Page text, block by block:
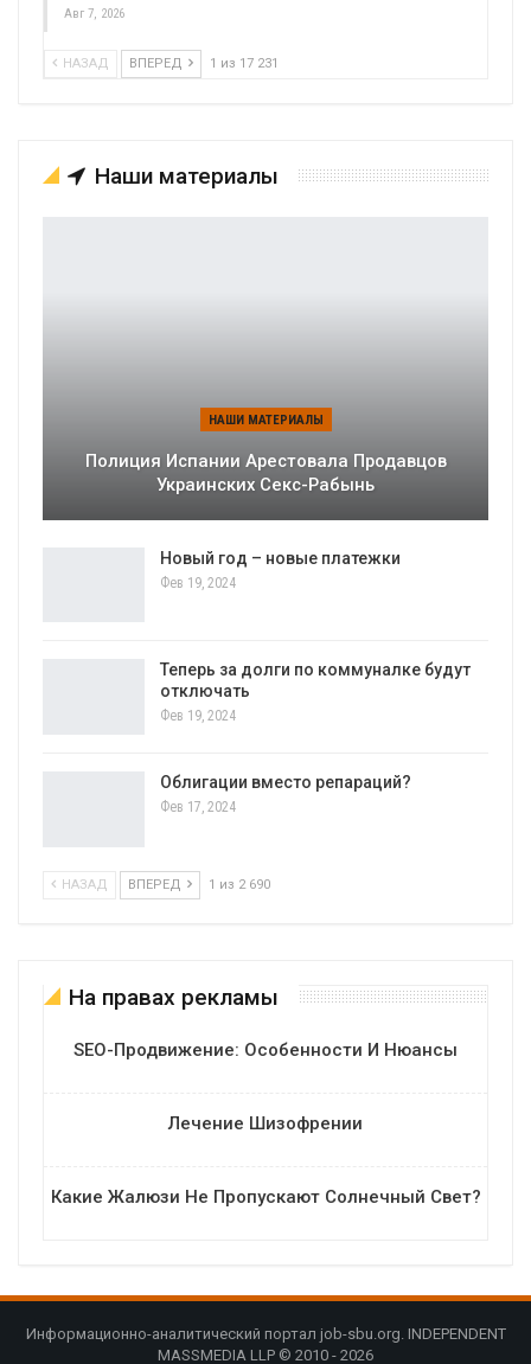
Авг 7, 2026
НАЗАД ВПЕРЕД 1 из 17 231
Наши материалы
НАШИ МАТЕРИАЛЫ
Полиция Испании Арестовала Продавцов
Украинских Секс-Рабынь
Новый год – новые платежки
Фев 19, 2024
Теперь за долги по коммуналке будут
отключать
Фев 19, 2024
Облигации вместо репараций?
Фев 17, 2024
НАЗАД ВПЕРЕД 1 из 2 690
На правах рекламы
SEO-Продвижение: Особенности И Нюансы
Лечение Шизофрении
Какие Жалюзи Не Пропускают Солнечный Свет?
Информационно-аналитический портал job-sbu.org. INDEPENDENT
MASSMEDIA LLP © 2010 - 2026